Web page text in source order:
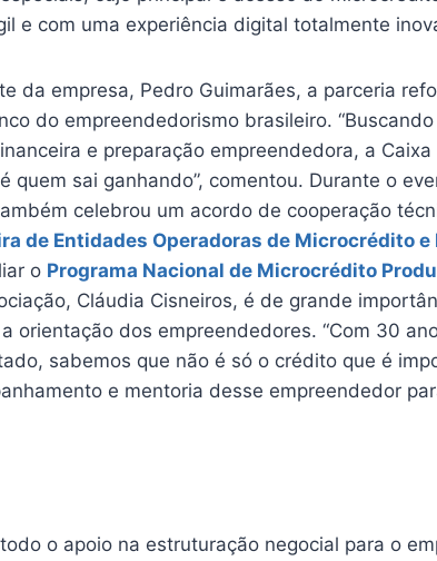
e com uma experiência digital totalmente
da empresa, Pedro Guimarães, a parceria
do empreendedorismo brasileiro.
e preparação empreendedora, a
quem sai ganhando”, comentou. Durante o
celebrou um acordo de cooperação
de Entidades Operadoras de Microcrédito
o Programa Nacional de Microcrédito
Cláudia Cisneiros, é de grande
orientação dos empreendedores. “Com 30
sabemos que não é só o crédito que é
e mentoria desse empreendedor
o apoio na estruturação negocial para o